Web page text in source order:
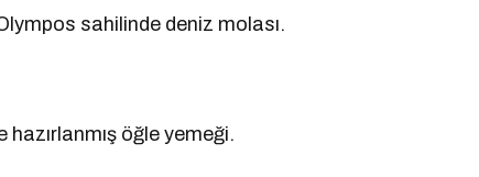
sahilinde deniz molası.
hazırlanmış öğle yemeği.